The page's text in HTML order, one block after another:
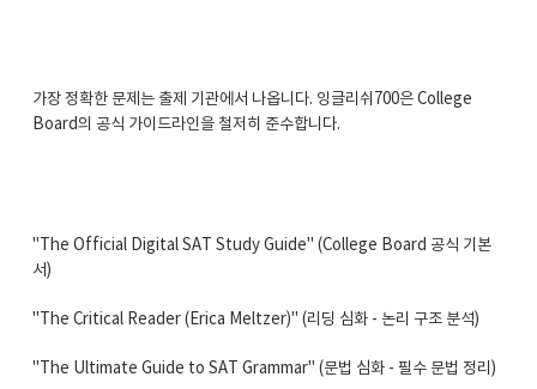
가장 정확한 문제는 출제 기관에서 나옵니다. 잉글리쉬700은 College
Board의 공식 가이드라인을 철저히 준수합니다.
"The Official Digital SAT Study Guide" (College Board 공식 기본
서)
"The Critical Reader (Erica Meltzer)" (리딩 심화 - 논리 구조 분석)
"The Ultimate Guide to SAT Grammar" (문법 심화 - 필수 문법 정리)